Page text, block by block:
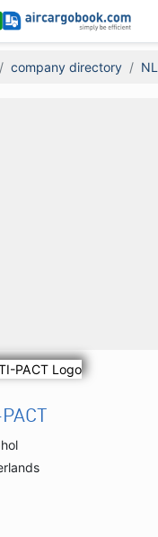
company directory NL